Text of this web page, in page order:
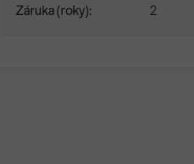
Záruka (roky)
2